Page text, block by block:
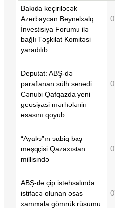
Bakıda keçiriləcək
Azərbaycan Beynəlxalq
İnvestisiya Forumu ilə
bağlı Təşkilat Komitəsi
yaradılıb
Deputat: ABŞ-də
paraflanan sülh sənədi
Cənubi Qafqazda yeni
geosiyasi mərhələnin
əsasını qoyub
“Ayaks”ın sabiq baş
məşqçisi Qazaxıstan
millisində
ABŞ-də çip istehsalında
istifadə olunan əsas
xammala gömrük rüsumu